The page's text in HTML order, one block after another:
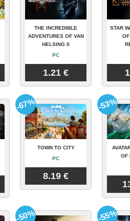
THE INCREDIBLE
ADVENTURES OF VAN
HELSING II
PC
1.21 €
STAR
TOWN TO CITY
PC
8.19 €
-67%
OF
-53%
-50% -55%